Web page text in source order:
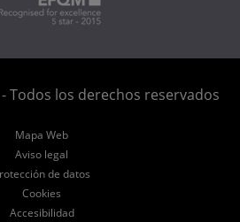
Todos los derechos reservados
Mapa Web
Aviso legal
de datos
Cookies
Accesibilidad